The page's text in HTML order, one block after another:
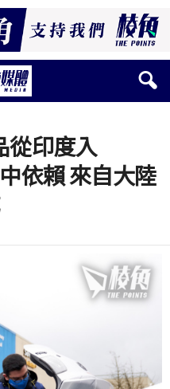
從印度入
依賴 來自大陸